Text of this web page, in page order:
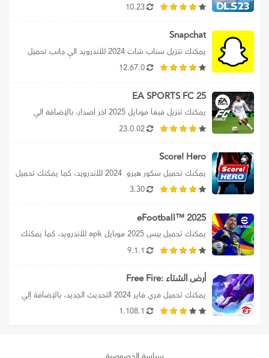
DLS 2023 برابط مباشر، بالإضافة...
10.23
Snapchat
سناب شات apk اخر اصدار...
12.67.0
EA SPORTS FC 25
تحميل ea sports fc 25،...
23.0.02
Score! Hero
Score hero 2024 من... 3.30
2025 ™eFootball
تحميل efootball 2025 mobile برابط...
9.1.1
أرض الشتاء :Free Fire
فري فاير تنزيل سريع 2024،...1.108.1